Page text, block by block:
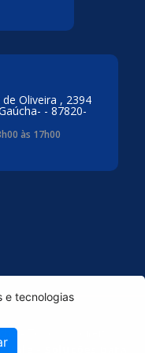
e tecnologias
de Oliveira , 2394
- 87820-
às 17h00
- Todos os direitos